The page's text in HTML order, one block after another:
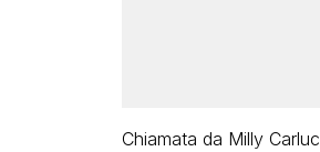
Chiamata da Milly